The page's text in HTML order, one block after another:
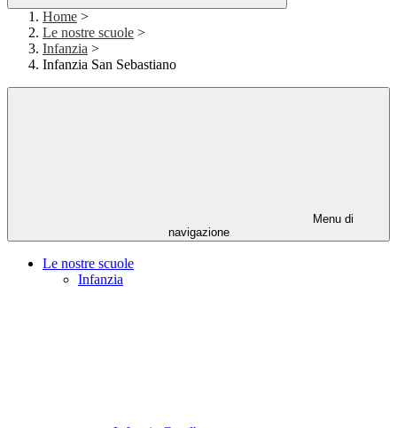
Home >
Le nostre scuole >
Infanzia >
Infanzia San Sebastiano
Menu di
navigazione
Le nostre scuole
Infanzia